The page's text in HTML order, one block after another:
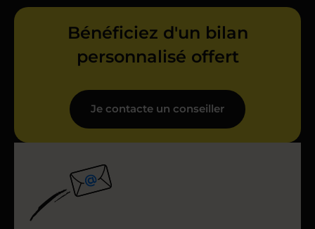
Bénéficiez d'un bilan
personnalisé offert
Je contacte un conseiller